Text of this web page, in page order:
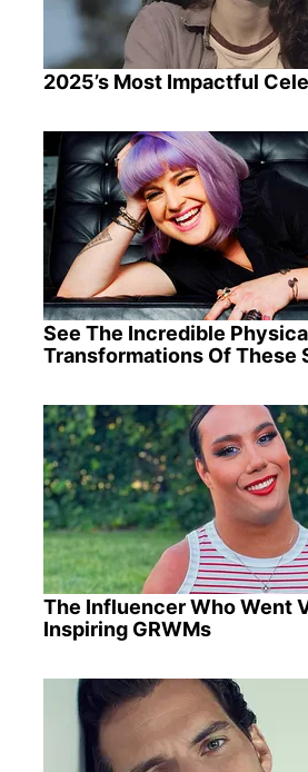
2025’s Most Impactful
See The Incredible
Transformations Of These
The Influencer Who Went
Inspiring GRWMs